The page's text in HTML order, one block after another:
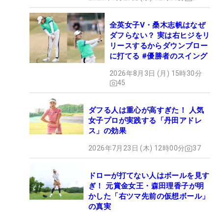
全英女子V・桑木志帆はなぜ
ダフらない？ 実は右ヒジをリ
リースするからダウンブロー
に打てる #優勝者のスイング
2026年8月3日 (月) 15時30分
45
ダフる人は重心が高すぎた！ 人気
女子プロが実践する「丹田アドレ
ス」の効果
2026年7月23日 (木) 12時00分 37
ドローが打てない人はボールを見す
ぎ！ 元賞金女王・森田理香子が明
かした「右ツマ先前の仮想ボール」
の真実